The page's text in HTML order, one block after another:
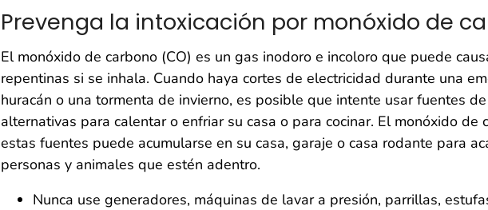
Prevenga la intoxicación por monóxido de
El monóxido de carbono (CO) es un gas inodoro e incoloro que puede
repentinas si se inhala. Cuando haya cortes de electricidad durante una
huracán o una tormenta de invierno, es posible que intente usar fuentes
alternativas para calentar o enfriar su casa o para cocinar. El monóxido de
estas fuentes puede acumularse en su casa, garaje o casa rodante para
personas y animales que estén adentro.
Nunca use generadores, máquinas de lavar a presión, parrillas,